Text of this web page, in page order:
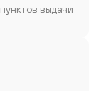
выдачи